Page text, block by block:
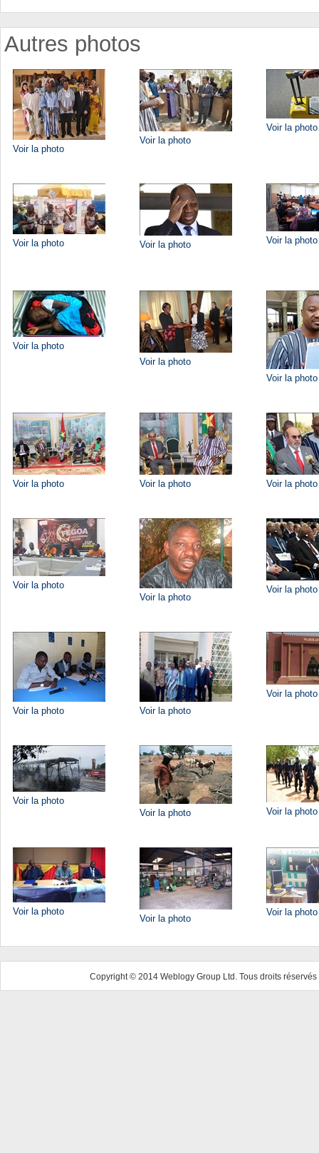
Autres photos
Voir la photo
Voir la photo
Voir la photo
Voir la photo Voir la photo Voir la photo
Voir la photo
Voir la photo
Voir la photo
Voir la photo Voir la photo Voir la photo
Voir la photo
Voir la photo
Voir la photo
Voir la photo Voir la photo
Voir la photo
Voir la photo
Voir la photo
Voir la photo
Voir la photo
Voir la photo
Voir la photo
Copyright © 2014 Weblogy Group Ltd. Tous droits